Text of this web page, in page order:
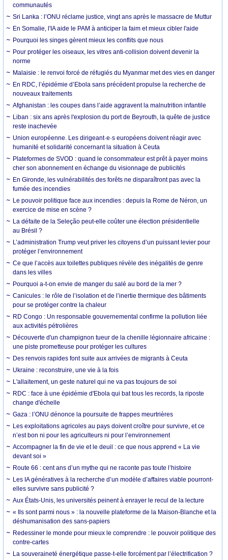
communautés
Sri Lanka : l’ONU réclame justice, vingt ans après le massacre de Muttur
En Somalie, l'IA aide le PAM à anticiper la faim et mieux cibler l'aide
Pourquoi les singes gèrent mieux les conflits que nous
Pour protéger les oiseaux, les vitres anti-collision doivent devenir la
norme
Malaisie : le renvoi forcé de réfugiés du Myanmar met des vies en danger
En RDC, l’épidémie d’Ebola sans précédent propulse la recherche de
nouveaux traitements
Afghanistan : les coupes dans l’aide aggravent la malnutrition infantile
Liban : six ans après l'explosion du port de Beyrouth, la quête de justice
reste inachevée
Union européenne. Les dirigeant·e·s européens doivent réagir avec
humanité et solidarité concernant la situation à Ceuta
Plateformes de SVOD : quand le consommateur est prêt à payer moins
cher son abonnement en échange du visionnage de publicités
En Gironde, les vulnérabilités des forêts ne disparaîtront pas avec la
fumée des incendies
Le pouvoir politique face aux incendies : depuis la Rome de Néron, un
exercice de mise en scène ?
La défaite de la Seleção peut-elle coûter une élection présidentielle
au Brésil ?
L’administration Trump veut priver les citoyens d’un puissant levier pour
protéger l’environnement
Ce que l’accès aux toilettes publiques révèle des inégalités de genre
dans les villes
Pourquoi a-t-on envie de manger du salé au bord de la mer ?
Canicules : le rôle de l’isolation et de l’inertie thermique des bâtiments
pour se protéger contre la chaleur
RD Congo : Un responsable gouvernemental confirme la pollution liée
aux activités pétrolières
Découverte d'un champignon tueur de la chenille légionnaire africaine :
une piste prometteuse pour protéger les cultures
Des renvois rapides font suite aux arrivées de migrants à Ceuta
Ukraine : reconstruire, une vie à la fois
L'allaitement, un geste naturel qui ne va pas toujours de soi
RDC : face à une épidémie d'Ebola qui bat tous les records, la riposte
change d'échelle
Gaza : l’ONU dénonce la poursuite de frappes meurtrières
Les exploitations agricoles au pays doivent croître pour survivre, et ce
n’est bon ni pour les agriculteurs ni pour l’environnement
Accompagner la fin de vie et le deuil : ce que nous apprend « La vie
devant soi »
Route 66 : cent ans d’un mythe qui ne raconte pas toute l’histoire
Les IA génératives à la recherche d’un modèle d’affaires viable pourront-
elles survivre sans publicité ?
Aux États-Unis, les universités peinent à enrayer le recul de la lecture
« Ils sont parmi nous » : la nouvelle plateforme de la Maison-Blanche et la
déshumanisation des sans-papiers
Redessiner le monde pour mieux le comprendre : le pouvoir politique des
contre-cartes
La souveraineté énergétique passe-t-elle forcément par l’électrification ?